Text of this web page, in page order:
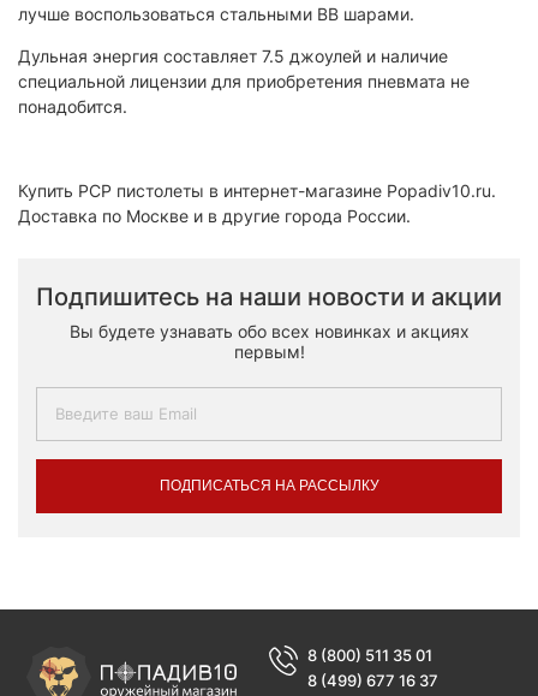
лучше воспользоваться стальными BB шарами.
Дульная энергия составляет 7.5 джоулей и наличие
специальной лицензии для приобретения пневмата не
понадобится.
Купить PCP пистолеты в интернет-магазине Popadiv10.ru.
Доставка по Москве и в другие города России.
Подпишитесь на наши новости и акции
Вы будете узнавать обо всех новинках и акциях
первым!
ПОДПИСАТЬСЯ НА РАССЫЛКУ
8 (800) 511 35 01
8 (499) 677 16 37